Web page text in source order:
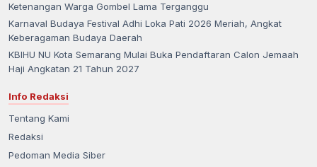
Ketenangan Warga Gombel Lama Terganggu
Karnaval Budaya Festival Adhi Loka Pati 2026 Meriah, Angkat
Keberagaman Budaya Daerah
KBIHU NU Kota Semarang Mulai Buka Pendaftaran Calon Jemaah
Haji Angkatan 21 Tahun 2027
Info Redaksi
Tentang Kami
Redaksi
Pedoman Media Siber